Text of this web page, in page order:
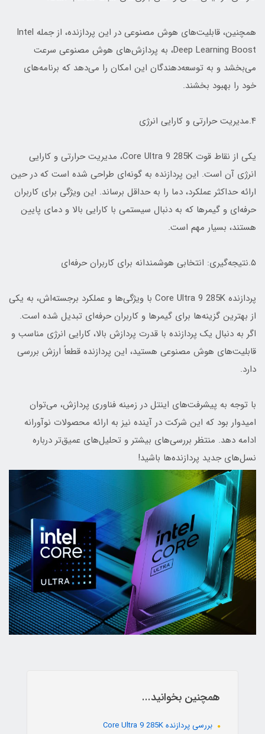
همچنین، قابلیت‌های هوش مصنوعی در این پردازنده، از جمله Intel
Deep Learning Boost، به پردازش‌های هوش مصنوعی سرعت
می‌بخشد و به توسعه‌دهندگان این امکان را می‌دهد که برنامه‌های
خود را بهبود بخشند.
۴.مدیریت حرارتی و کارایی انرژی
یکی از نقاط قوت Core Ultra 9 285K، مدیریت حرارتی و کارایی
انرژی آن است. این پردازنده به گونه‌ای طراحی شده است که در حین
ارائه حداکثر عملکرد، دما را به حداقل برساند. این ویژگی برای کاربران
حرفه‌ای و گیمرها که به دنبال سیستمی با کارایی بالا و دمای پایین
هستند، بسیار مهم است.
۵.نتیجه‌گیری: انتخابی هوشمندانه برای کاربران حرفه‌ای
پردازنده Core Ultra 9 285K با ویژگی‌ها و عملکرد برجسته‌اش، به یکی
از بهترین گزینه‌ها برای گیمرها و کاربران حرفه‌ای تبدیل شده است.
اگر به دنبال یک پردازنده با قدرت پردازش بالا، کارایی انرژی مناسب و
قابلیت‌های هوش مصنوعی هستید، این پردازنده قطعاً ارزش بررسی
دارد.
با توجه به پیشرفت‌های اینتل در زمینه فناوری پردازش، می‌توان
امیدوار بود که این شرکت در آینده نیز به ارائه محصولات نوآورانه
ادامه دهد. منتظر بررسی‌های بیشتر و تحلیل‌های عمیق‌تر درباره
نسل‌های جدید پردازنده‌ها باشید!
همچنین بخوانید...
بررسی پردازنده Core Ultra 9 285K